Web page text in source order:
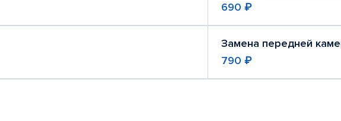
690 ₽
Замена передней
790 ₽